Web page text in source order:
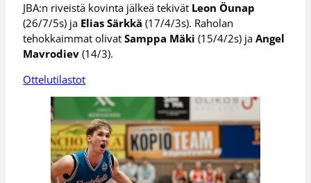
JBA:n riveistä kovinta jälkeä tekivät Leon Öunap
(26/7/5s) ja Elias Särkkä (17/4/3s). Raholan
tehokkaimmat olivatSamppa Mäki (15/4/2s) jaAngel
Mavrodiev (14/3).
Ottelutilastot